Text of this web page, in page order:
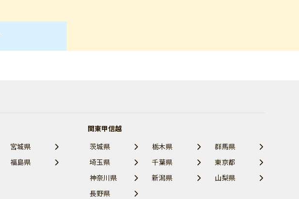
宮城県
福島県
関東甲信越
茨城県
栃木県
群馬県
埼玉県
千葉県
東京都
神奈川県
新潟県
山梨県
長野県